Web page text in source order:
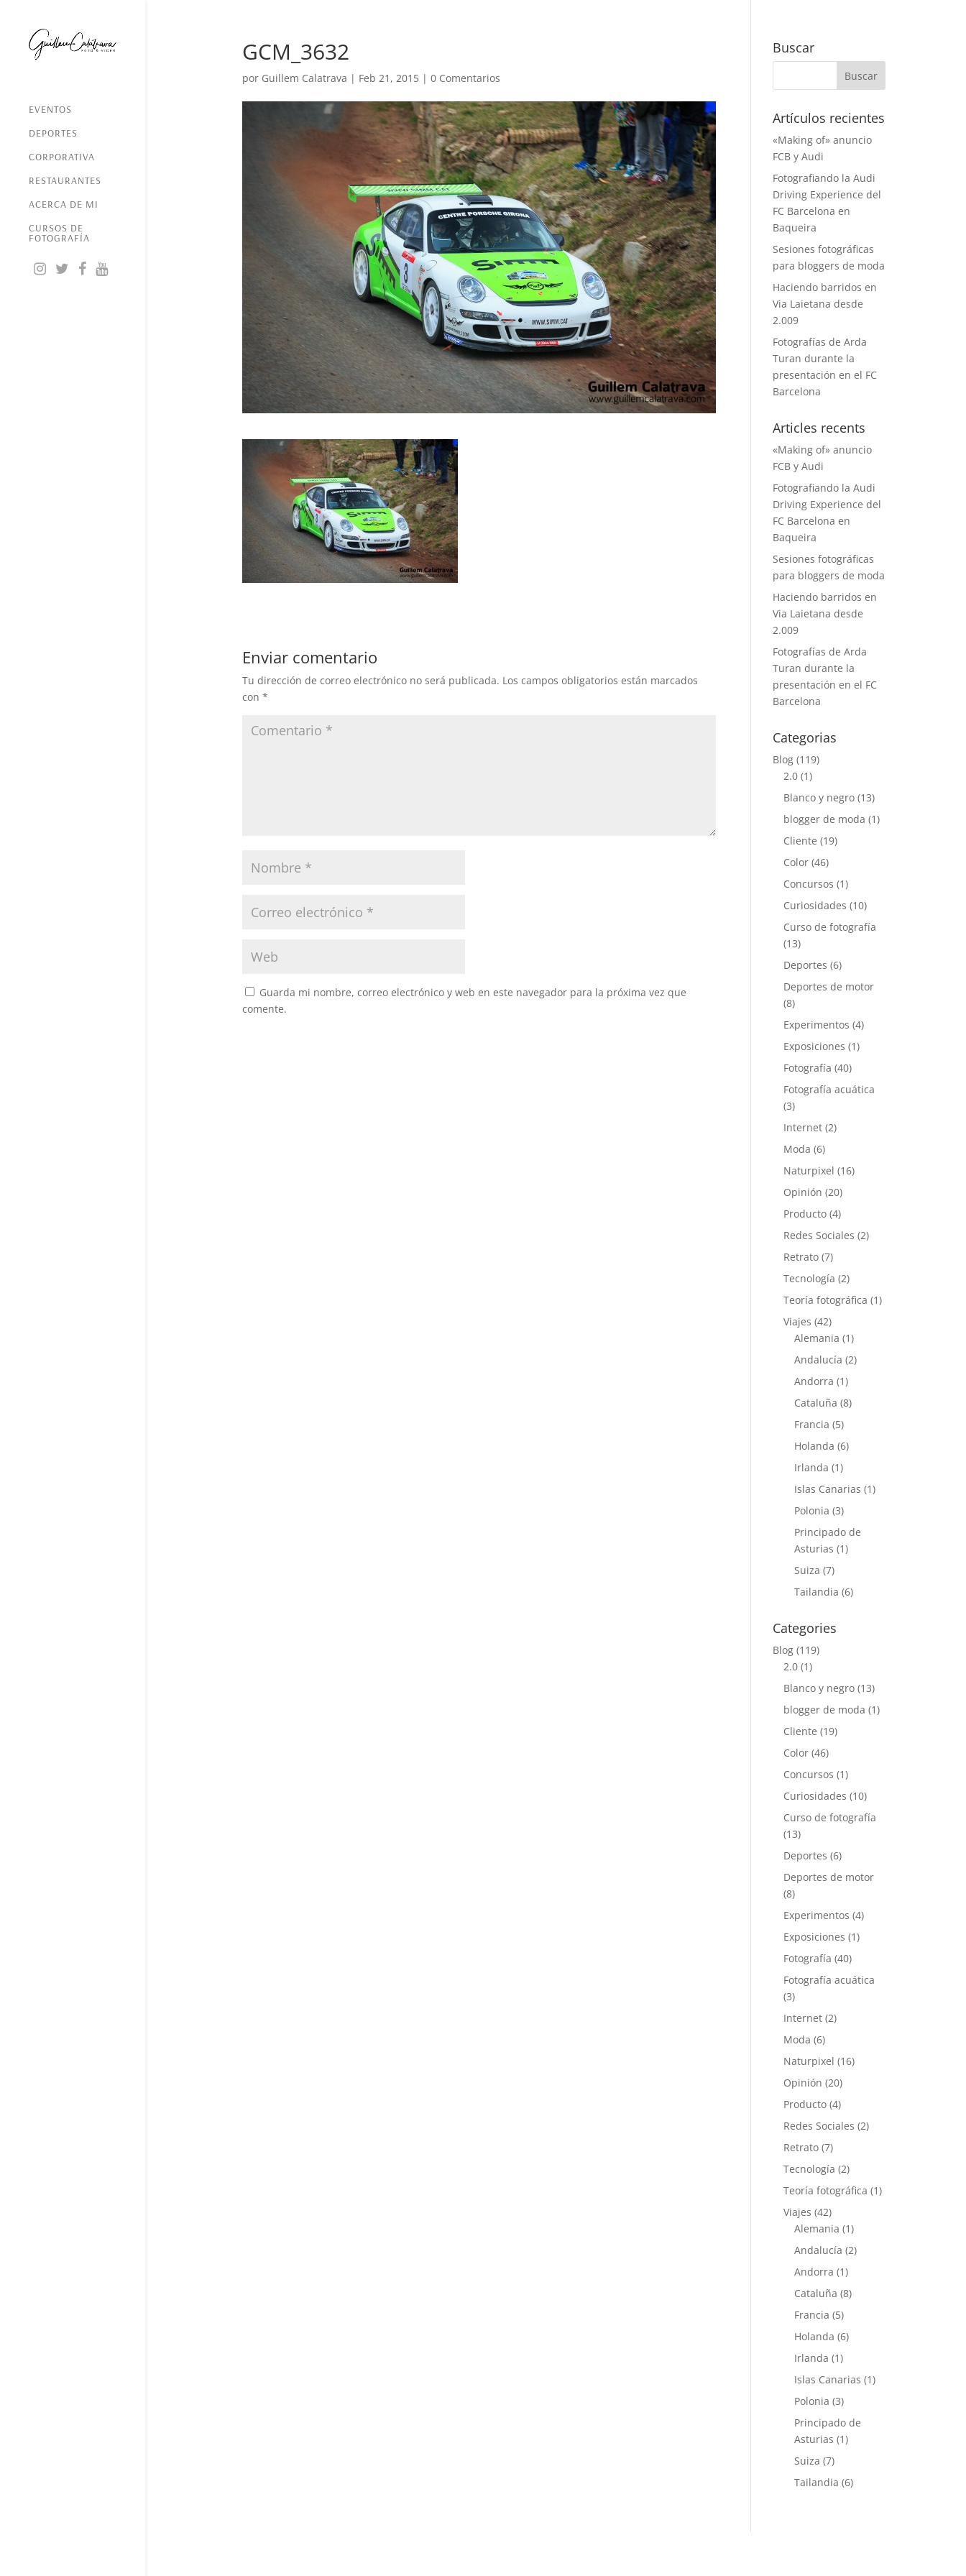
EVENTOS
DEPORTES
CORPORATIVA
RESTAURANTES
ACERCA DE MI
CURSOS DE
FOTOGRAFÍA
GCM_3632
por Guillem Calatrava | Feb 21, 2015| 0 Comentarios
Enviar comentario
Tu dirección de correo electrónico no será publicada. Los campos obligatorios están marcados
con *
Guarda mi nombre, correo electrónico y web en este navegador para la próxima vez que
comente.
Buscar
Artículos recientes
«Making of» anuncio
FCB y Audi
Fotografiando la Audi
Driving Experience del
FC Barcelona en
Baqueira
Sesiones fotográficas
para bloggers de moda
Haciendo barridos en
Via Laietana desde
2.009
Fotografías de Arda
Turan durante la
presentación en el FC
Barcelona
Articles recents
«Making of» anuncio
FCB y Audi
Fotografiando la Audi
Driving Experience del
FC Barcelona en
Baqueira
Sesiones fotográficas
para bloggers de moda
Haciendo barridos en
Via Laietana desde
2.009
Fotografías de Arda
Turan durante la
presentación en el FC
Barcelona
Categorias
Blog (119)
2.0 (1)
Blanco y negro (13)
blogger de moda (1)
Cliente (19)
Color (46)
Concursos (1)
Curiosidades (10)
Curso de fotografía
(13)
Deportes (6)
Deportes de motor
(8)
Experimentos (4)
Exposiciones (1)
Fotografía (40)
Fotografía acuática
(3)
Internet (2)
Moda (6)
Naturpixel (16)
Opinión (20)
Producto (4)
Redes Sociales (2)
Retrato (7)
Tecnología (2)
Teoría fotográfica (1)
Viajes (42)
Alemania (1)
Andalucía (2)
Andorra (1)
Cataluña (8)
Francia (5)
Holanda (6)
Irlanda (1)
Islas Canarias (1)
Polonia (3)
Principado de
Asturias (1)
Suiza (7)
Tailandia (6)
Categories
Blog (119)
2.0 (1)
Blanco y negro (13)
blogger de moda (1)
Cliente (19)
Color (46)
Concursos (1)
Curiosidades (10)
Curso de fotografía
(13)
Deportes (6)
Deportes de motor
(8)
Experimentos (4)
Exposiciones (1)
Fotografía (40)
Fotografía acuática
(3)
Internet (2)
Moda (6)
Naturpixel (16)
Opinión (20)
Producto (4)
Redes Sociales (2)
Retrato (7)
Tecnología (2)
Teoría fotográfica (1)
Viajes (42)
Alemania (1)
Andalucía (2)
Andorra (1)
Cataluña (8)
Francia (5)
Holanda (6)
Irlanda (1)
Islas Canarias (1)
Polonia (3)
Principado de
Asturias (1)
Suiza (7)
Tailandia (6)